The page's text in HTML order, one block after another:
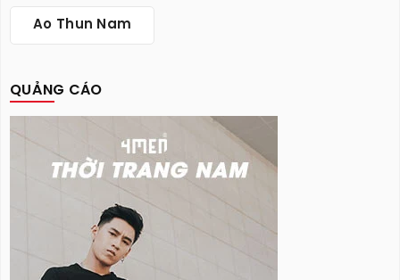
Ao Thun Nam
QUẢNG CÁO